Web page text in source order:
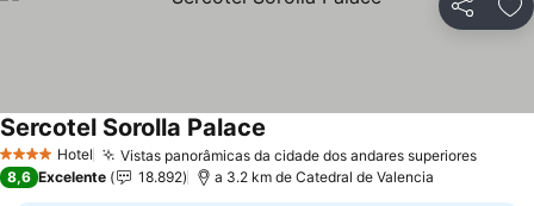
Partilhar
4 EstrelasHotel Vistas panorâmicas da cidade dos andares superiores
Sercotel Sorolla Palace
8,6 Excelente 18.892 a 3.2 km de Catedral de Valencia